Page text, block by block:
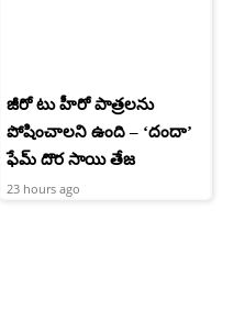
జీరో టు హీరో పాత్రలను
పోషించాలని ఉంది – ‘దందా’
ఫేమ్ దొర సాయి తేజ
23 hours ago